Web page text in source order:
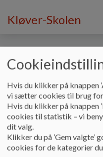
Kløver-Skolen
Principper og planer
undervisning
Understøttende
Hvis du klikker på knappen
vi sætter cookies til brug
Hvis du klikker på knappen
cookies til statistik – vi
dit valg.
Klikker du på ’Gem valgte’
cookies for de kategorier